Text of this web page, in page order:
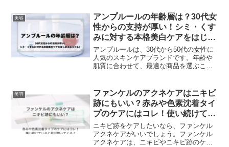
がら速乾性を提供し、髪が早く乾くだけ
でなく、ツヤツヤの仕上がりが期待でき
ます。特に、髪のダメージを最小限に抑
えたい方におすすめです。主な販売店
は、公式サイト、楽天市場、Yahoo!ショ
ッピングになります。
美容
アンプルールの年齢層は？30代女
性からの支持が厚い！シミ・くす
みに対する本格美白ケアをはじめ
るならコレ！
アンプルールは、30代から50代の女性に
人気のスキンケアブランドです。年齢や
肌質に合わせて、最適な商品を選ぶこと
ています。特に30代の女性からの支持が
厚いです。アンプルールの口コミを見て
みると、30代の女性は「肌が明るくなっ
た」「肌がもっちりした」「香りが優し
い」などのポジティブなコメントが多く
あります。
美容
ファンケルのアクネケアはニキビ
跡にもいい？赤みや色素沈着タイ
プのケアにはコレ！使い続けてい
ると肌が整ってくるよ
ニキビ跡をケアしたいなら、ファンケル
アクネケアがいいでしょう。ファンケル
アクネケアは、ニキビやニキビ跡のケア